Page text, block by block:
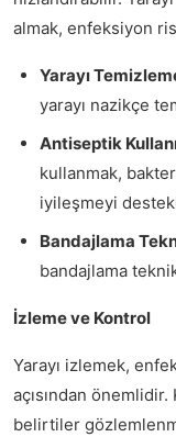
almak, enfeksiyon
Yarayı
yarayı nazikçe
Antiseptik
kullanmak,
iyileşmeyi
Bandajlama
bandajlama
İzleme ve Kontrol
Yarayı izlemek,
açısından önemlidir.
belirtiler